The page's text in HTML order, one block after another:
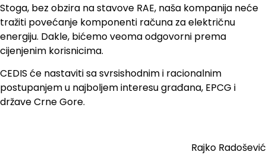
Stoga, bez obzira na stavove RAE, naša kompanija neće
tražiti povećanje komponenti računa za električnu
energiju. Dakle, bićemo veoma odgovorni prema
cijenjenim korisnicima.
CEDIS će nastaviti sa svrsishodnim i racionalnim
postupanjem u najboljem interesu građana, EPCG i
države Crne Gore.
Rajko Radošević